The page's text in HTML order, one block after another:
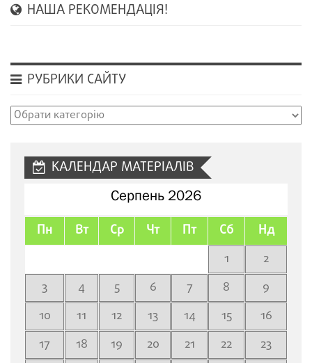
НАША РЕКОМЕНДАЦІЯ!
РУБРИКИ САЙТУ
Рубрики
КАЛЕНДАР МАТЕРІАЛІВ
Серпень 2026
Пн Вт Ср Чт Пт Сб Нд
1
2
3
4 5 6 7 8
9
10
11 12 13 14 15
16
17
18 19 20 21 22
23